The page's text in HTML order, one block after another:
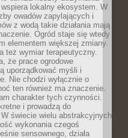
lokalny ekosystem. W
owadów zapylających i
z wodą takie działania mają
Ogród staje się wtedy
elementem większej zmiany.
też wymiar terapeutyczny.
że prace ogrodowe
uporządkować myśli i
Nie chodzi wyłącznie o
ten również ma znaczenie.
charakter tych czynności.
i prowadzą do
świecie wielu abstrakcyjnych
wykonania czegoś
sensownego, działa